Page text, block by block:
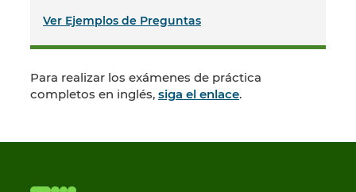
Ver Ejemplos de Preguntas
Para realizar los exámenes de práctica
completos en inglés, siga el enlace.